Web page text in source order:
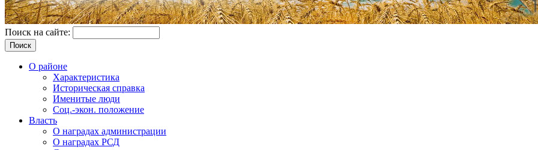
Поиск на сайте:
О районе
Характеристика
Историческая справка
Именитые люди
Соц.-экон. положение
Власть
О наградах администрации
О наградах РСД